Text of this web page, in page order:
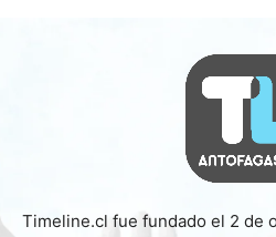
Timeline.cl fue fundado el 2 de